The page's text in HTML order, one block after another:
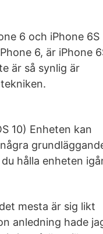
6 och iPhone 6S
6, är iPhone
är så synlig är
10) Enheten kan
hålla enheten
mesta är sig likt
anledning hade